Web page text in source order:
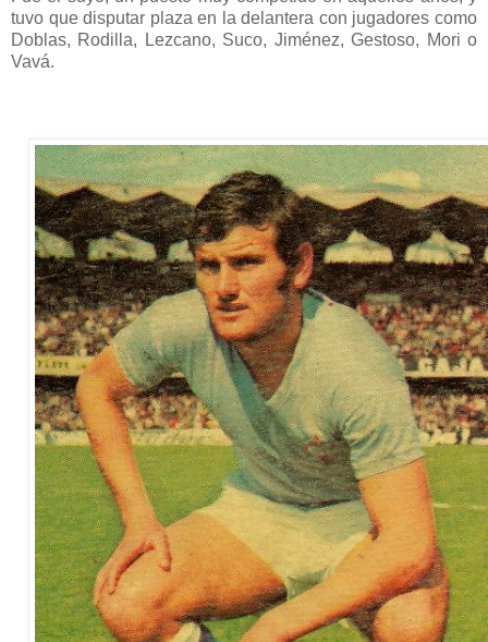
tuvo que disputar plaza en la delantera con jugadores como
Doblas, Rodilla, Lezcano, Suco, Jiménez, Gestoso, Mori o
Vavá.